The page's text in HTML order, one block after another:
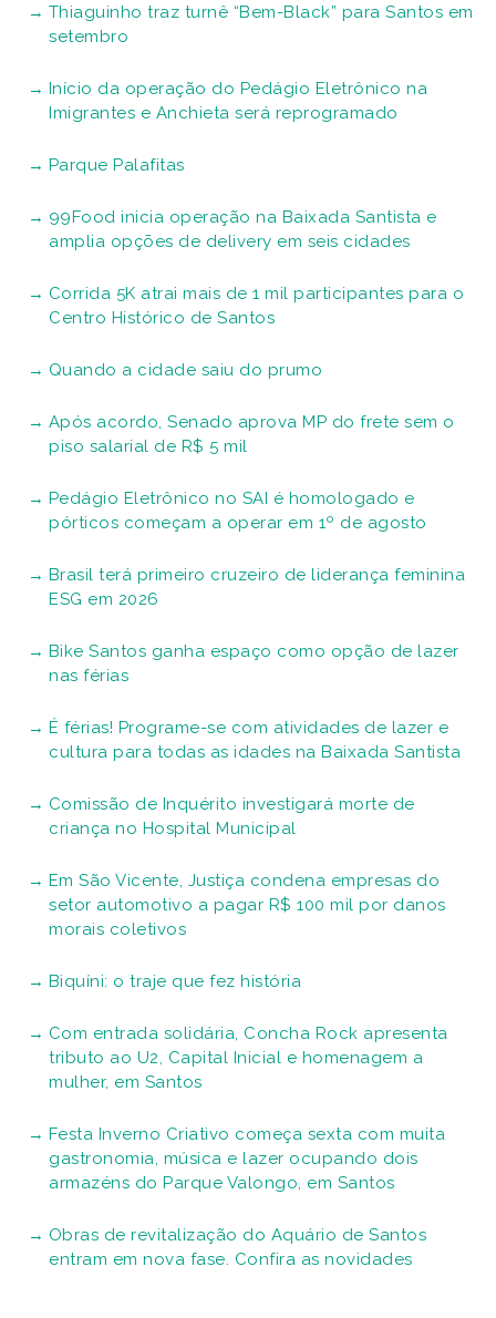
Thiaguinho traz turnê “Bem-Black” para Santos em
setembro
Início da operação do Pedágio Eletrônico na
Imigrantes e Anchieta será reprogramado
Parque Palafitas
99Food inicia operação na Baixada Santista e
amplia opções de delivery em seis cidades
Corrida 5K atrai mais de 1 mil participantes para o
Centro Histórico de Santos
Quando a cidade saiu do prumo
Após acordo, Senado aprova MP do frete sem o
piso salarial de R$ 5 mil
Pedágio Eletrônico no SAI é homologado e
pórticos começam a operar em 1º de agosto
Brasil terá primeiro cruzeiro de liderança feminina
ESG em 2026
Bike Santos ganha espaço como opção de lazer
nas férias
É férias! Programe-se com atividades de lazer e
cultura para todas as idades na Baixada Santista
Comissão de Inquérito investigará morte de
criança no Hospital Municipal
Em São Vicente, Justiça condena empresas do
setor automotivo a pagar R$ 100 mil por danos
morais coletivos
Biquíni: o traje que fez história
Com entrada solidária, Concha Rock apresenta
tributo ao U2, Capital Inicial e homenagem a
mulher, em Santos
Festa Inverno Criativo começa sexta com muita
gastronomia, música e lazer ocupando dois
armazéns do Parque Valongo, em Santos
Obras de revitalização do Aquário de Santos
entram em nova fase. Confira as novidades